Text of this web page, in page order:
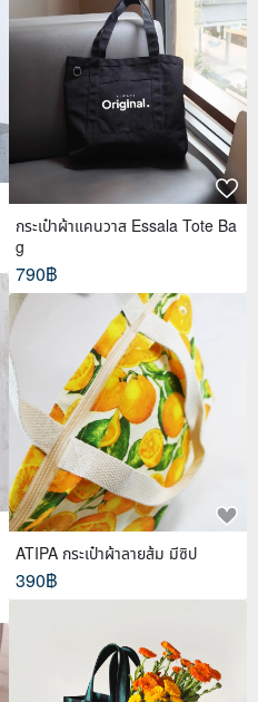
กระเป๋าผ้าแคนวาส Essala Tote Ba
g
790฿
ATIPA กระเป๋าผ้าลายส้ม มีซิป
390฿